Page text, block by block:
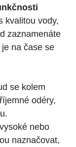
kvalitou vody,
zaznamenáte
na čase se
se kolem
odéry,
nebo
naznačovat,